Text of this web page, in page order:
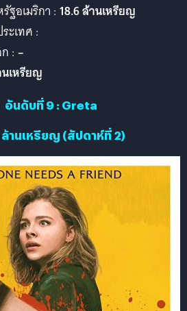
ฐอเมริกา : 18.6 ล้านเหรียญ
ะเทศ :
: –
นเหรียญ
อันดับที่ 9 : Greta
ล้านเหรียญ (สัปดาห์ที่ 2)